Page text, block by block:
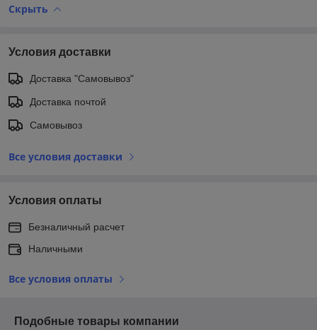
Скрыть
Условия доставки
Доставка "Самовывоз"
Доставка почтой
Самовывоз
Все условия доставки
Условия оплаты
Безналичный расчет
Наличными
Все условия оплаты
Подобные товары компании